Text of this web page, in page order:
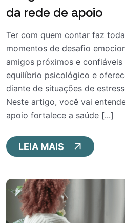
da rede de apoio
Ter com quem contar faz
momentos de desafio
amigos próximos e
equilíbrio psicológico e
diante de situações de
Neste artigo, você vai
apoio fortalece a saúde [...]
LEIA MAIS